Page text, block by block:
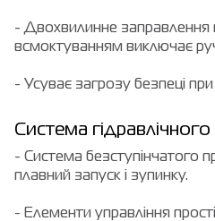
- Двохвилинне заправлення
всмоктуванням виключає
- Усуває загрозу безпеці
Система
- Система безступінчатого
плавний запуск і зупинку.
- Елементи управління